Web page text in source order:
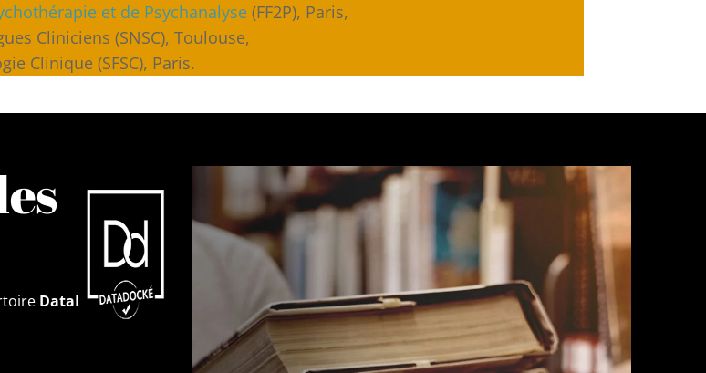
et de Psychanalyse (FF2P), Paris,
Cliniciens (SNSC), Toulouse,
Clinique (SFSC), Paris.
DataDock